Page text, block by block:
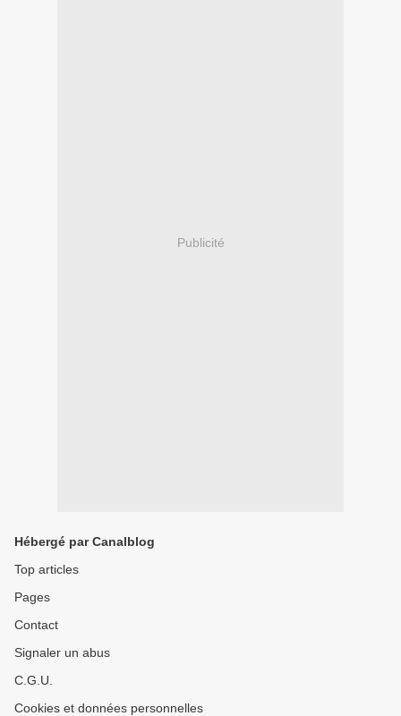
Publicité
Hébergé par Canalblog
Top articles
Pages
Contact
Signaler un abus
C.G.U.
Cookies et données personnelles